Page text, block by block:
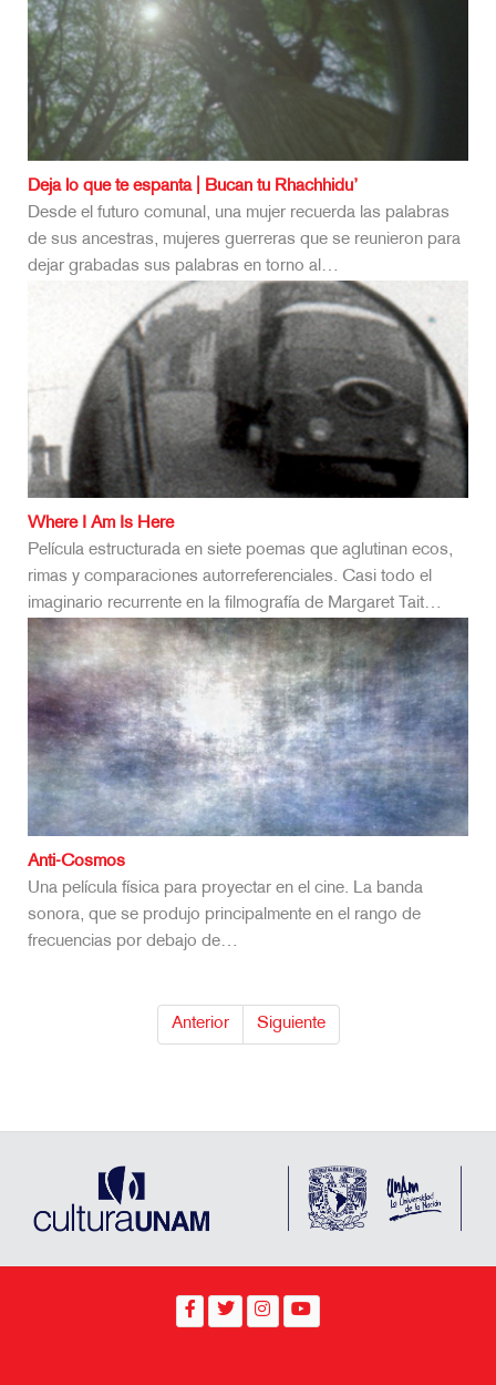
Deja lo que te espanta | Bucan tu Rhachhidu’
Desde el futuro comunal, una mujer recuerda las palabras
de sus ancestras, mujeres guerreras que se reunieron para
dejar grabadas sus palabras en torno al…
Where I Am Is Here
Película estructurada en siete poemas que aglutinan ecos,
rimas y comparaciones autorreferenciales. Casi todo el
imaginario recurrente en la filmografía de Margaret Tait…
Anti-Cosmos
Una película física para proyectar en el cine. La banda
sonora, que se produjo principalmente en el rango de
frecuencias por debajo de…
Anterior Siguiente